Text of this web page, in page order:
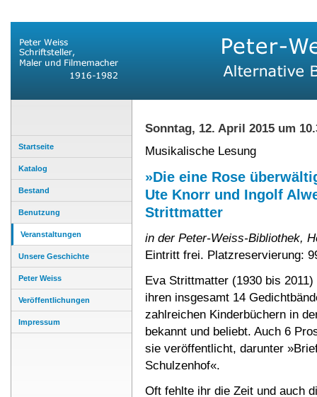
Startseite
Katalog
Bestand
Benutzung
Veranstaltungen
Unsere Geschichte
Peter Weiss
Veröffentlichungen
Impressum
Sonntag, 12. April 2015 um
Musikalische Lesung
»Die eine Rose
Ute Knorr und Ingolf
Strittmatter
in der Peter-Weiss-Bibliothek,
Eintritt frei. Platzreservierung:
Eva Strittmatter (1930 bis
ihren insgesamt 14
zahlreichen Kinderbüchern in
bekannt und beliebt. Auch 6
sie veröffentlicht, darunter
Schulzenhof«.
Oft fehlte ihr die Zeit und auch